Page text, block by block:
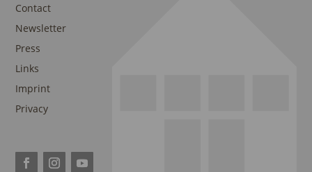
Contact
Newsletter
Press
Links
Imprint
Privacy